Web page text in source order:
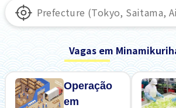
Vagas em
Operação
em